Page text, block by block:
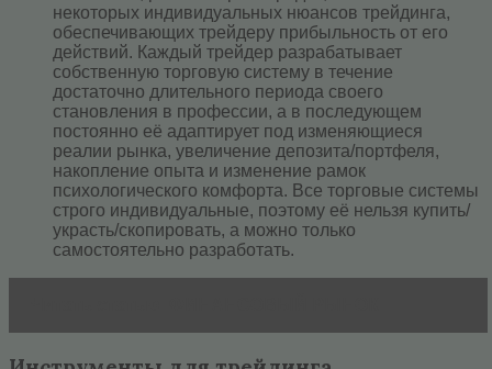
некоторых индивидуальных нюансов трейдинга,
обеспечивающих трейдеру прибыльность от его
действий. Каждый трейдер разрабатывает
собственную торговую систему в течение
достаточно длительного периода своего
становления в профессии, а в последующем
постоянно её адаптирует под изменяющиеся
реалии рынка, увеличение депозита/портфеля,
накопление опыта и изменение рамок
психологического комфорта. Все торговые системы
строго индивидуальные, поэтому её нельзя купить/
украсть/скопировать, а можно только
самостоятельно разработать.